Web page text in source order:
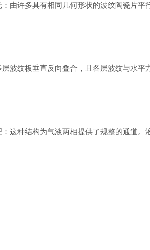
：由许多具有相同几何形状的波纹陶瓷片平
波纹板垂直反向叠合，且各层波纹与水平
：这种结构为气液两相提供了规整的通道